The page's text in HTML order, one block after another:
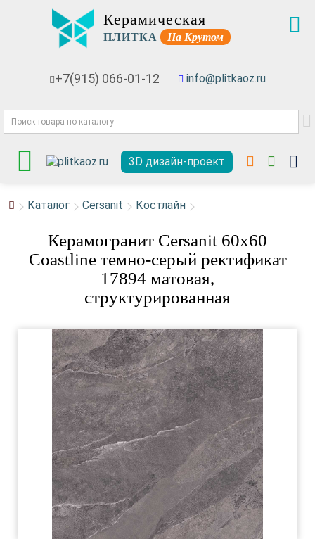
Керамическая
ПЛИТКА На Крутом
+7(915) 066-01-12 info@plitkaoz.ru
3D дизайн-проект
Каталог Cersanit Костлайн
Керамогранит Cersanit 60x60
Coastline темно-серый ректификат
17894 матовая,
структурированная